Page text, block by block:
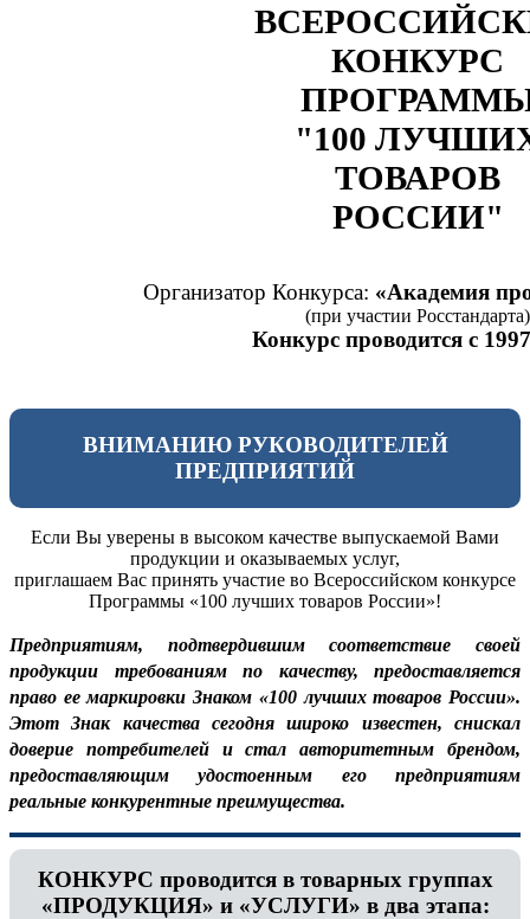
КОНКУРС
"100
ТОВАРОВ
РОССИИ"
Организатор Конкурса: «Академия
(при участии Росстандарта)
Конкурс проводится с
ВНИМАНИЮ РУКОВОДИТЕЛЕЙ
ПРЕДПРИЯТИЙ
Если Вы уверены в высоком качестве выпускаемой Вами
продукции и оказываемых услуг,
приглашаем Вас принять участие во Всероссийском конкурсе
Программы «100 лучших товаров России»!
Предприятиям, подтвердившим соответствие своей
продукции требованиям по качеству, предоставляется
право ее маркировки Знаком «100 лучших товаров России».
Этот Знак качества сегодня широко известен, снискал
доверие потребителей и стал авторитетным брендом,
предоставляющим удостоенным его предприятиям
реальные конкурентные преимущества.
КОНКУРС проводится в товарных группах
«ПРОДУКЦИЯ» и «УСЛУГИ» в два этапа: